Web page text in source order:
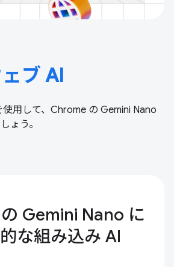
ブ AI
用して、Chrome の Gemini Nano
ょう。
Gemini Nano に
な組み込み AI